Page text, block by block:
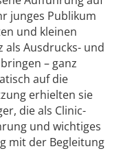
junges Publikum
und kleinen
als Ausdrucks- und
– ganz
auf die
erhielten sie
die als Clinic-
und wichtiges
mit der Begleitung